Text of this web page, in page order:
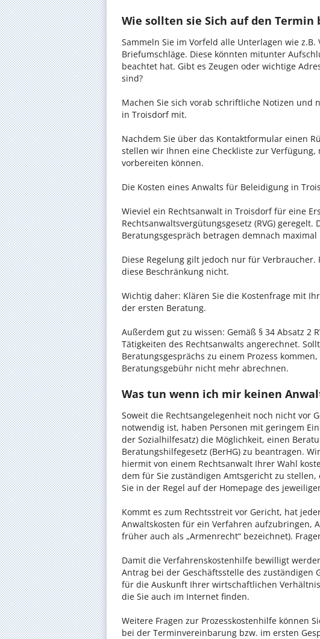
Wie sollten sie Sich auf den
Sammeln Sie im Vorfeld alle Unterlagen wie
Briefumschläge. Diese könnten mitunter
beachtet hat. Gibt es Zeugen oder wichtige
sind?
Machen Sie sich vorab schriftliche Notizen und
in Troisdorf mit.
Nachdem Sie über das Kontaktformular einen
stellen wir Ihnen eine Checkliste zur
vorbereiten können.
Die Kosten eines Anwalts für Beleidigung in
Wieviel ein Rechtsanwalt in Troisdorf für eine
Rechtsanwaltsvergütungsgesetz (RVG) geregelt.
Beratungsgespräch betragen demnach maximal
Diese Regelung gilt jedoch nur für
diese Beschränkung nicht.
Wichtig daher: Klären Sie die Kostenfrage mit
der ersten Beratung.
Außerdem gut zu wissen: Gemäß § 34 Absatz 2
Tätigkeiten des Rechtsanwalts angerechnet.
Beratungsgesprächs zu einem Prozess
Beratungsgebühr nicht mehr abrechnen.
Was tun wenn ich mir keinen
Soweit die Rechtsangelegenheit noch nicht vor
notwendig ist, haben Personen mit geringem
der Sozialhilfesatz) die Möglichkeit, einen
Beratungshilfegesetz (BerHG) zu beantragen.
hiermit von einem Rechtsanwalt Ihrer Wahl
dem für Sie zuständigen Amtsgericht zu
Sie in der Regel auf der Homepage des
Kommt es zum Rechtsstreit vor Gericht, hat
Anwaltskosten für ein Verfahren aufzubringen,
früher auch als „Armenrecht“ bezeichnet).
Damit die Verfahrenskostenhilfe bewilligt
Antrag bei der Geschäftsstelle des zuständigen
für die Auskunft Ihrer wirtschaftlichen
die Sie auch im Internet finden.
Weitere Fragen zur Prozesskostenhilfe können
bei der Terminvereinbarung bzw. im ersten